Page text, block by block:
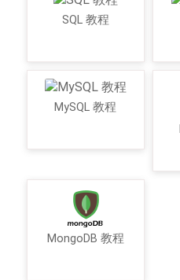
SQL 教程
MySQL 教程
MongoDB 教程